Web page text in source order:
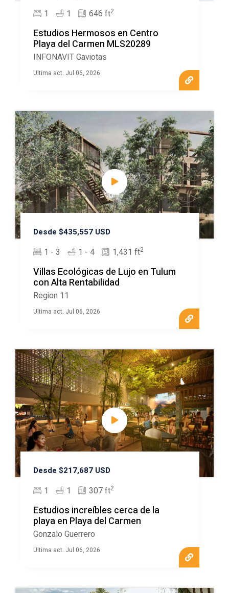
1 1 646 ft2
Estudios Hermosos en Centro
Playa del Carmen MLS20289
INFONAVIT Gaviotas
Ultima act. Jul 06, 2026
Desde $435,557 USD
1 - 3 1 - 4 1,431 ft2
Villas Ecológicas de Lujo en Tulum
con Alta Rentabilidad
Region 11
Ultima act. Jul 06, 2026
Desde $217,687 USD
1 1 307 ft2
Estudios increíbles cerca de la
playa en Playa del Carmen
Gonzalo Guerrero
Ultima act. Jul 06, 2026